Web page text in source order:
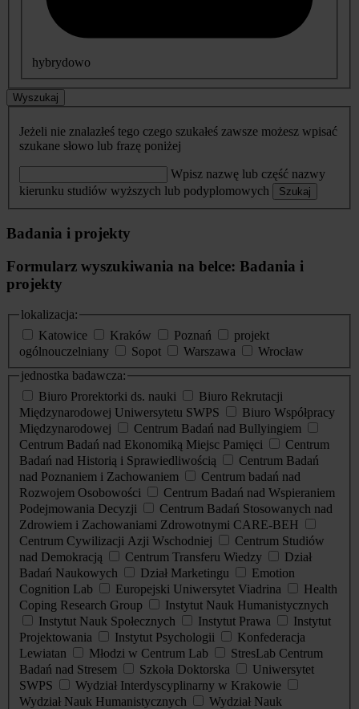
hybrydowo
Wyszukaj
Jeżeli nie znalazłeś tego czego szukałeś zawsze możesz wpisać
szukane słowo lub frazę poniżej
Wpisz nazwę lub część nazwy
kierunku studiów wyższych lub podyplomowych
Szukaj
Badania i projekty
Formularz wyszukiwania na belce: Badania i
projekty
lokalizacja:
Katowice
Kraków Poznań
projekt
ogólnouczelniany
Sopot Warszawa
Wrocław
jednostka badawcza:
Biuro Prorektorki ds. nauki
Biuro Rekrutacji
Międzynarodowej Uniwersytetu SWPS
Biuro Współpracy
Międzynarodowej
Centrum Badań nad Bullyingiem
Centrum Badań nad Ekonomiką Miejsc Pamięci
Centrum
Badań nad Historią i Sprawiedliwością
Centrum Badań
nad Poznaniem i Zachowaniem
Centrum badań nad
Rozwojem Osobowości
Centrum Badań nad Wspieraniem
Podejmowania Decyzji
Centrum Badań Stosowanych nad
Zdrowiem i Zachowaniami Zdrowotnymi CARE-BEH
Centrum Cywilizacji Azji Wschodniej
Centrum Studiów
nad Demokracją
Centrum Transferu Wiedzy
Dział
Badań Naukowych
Dział Marketingu
Emotion
Cognition Lab
Europejski Uniwersytet Viadrina
Health
Coping Research Group
Instytut Nauk Humanistycznych
Instytut Nauk Społecznych
Instytut Prawa
Instytut
Projektowania
Instytut Psychologii
Konfederacja
Lewiatan
Młodzi w Centrum Lab
StresLab Centrum
Badań nad Stresem
Szkoła Doktorska
Uniwersytet
SWPS
Wydział Interdyscyplinarny w Krakowie
Wydział Nauk Humanistycznych
Wydział Nauk